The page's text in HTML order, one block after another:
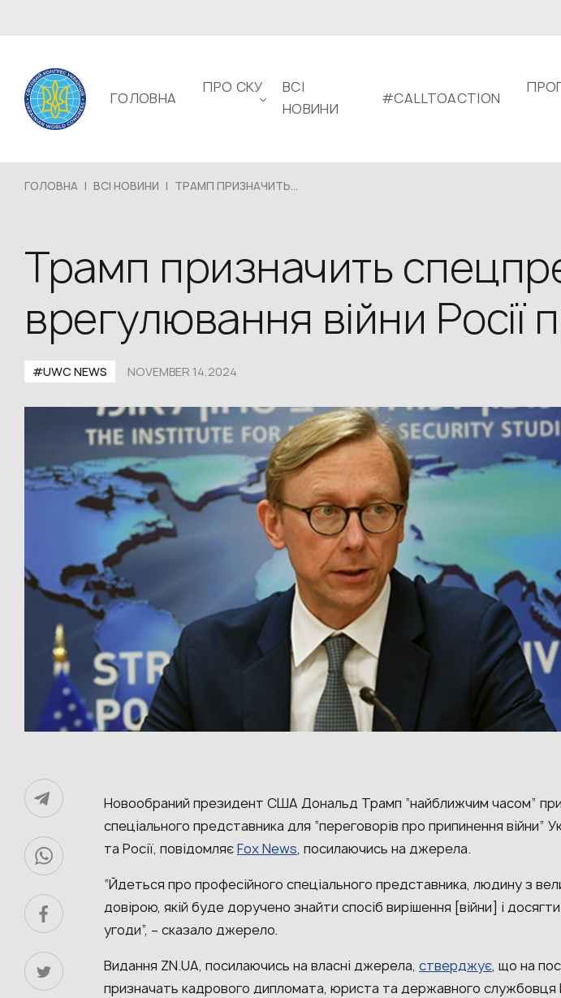
ГОЛОВНА
ПРО СКУ
ВСІ
НОВИНИ
#CALLTOACTION
ГОЛОВНА | ВСІ НОВИНИ | ТРАМП ПРИЗНАЧИТЬ...
Трамп призначить
врегулювання війни Росії
#UWС NEWS NOVEMBER 14,2024
Новообраний президент США Дональд Трамп “найближчим часом”
спеціального представника для “переговорів про припинення війни”
та Росії, повідомляєFox News, посилаючись на джерела.
“Йдеться про професійного спеціального представника, людину з
довірою, якій буде доручено знайти спосіб вирішення [війни] і
угоди”, – сказало джерело.
Видання ZN.UA, посилаючись на власні джерела, стверджує, що на
призначать кадрового дипломата, юриста та державного службовця